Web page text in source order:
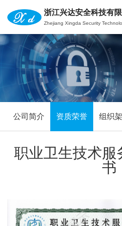
浙江兴达安全科技有限
Zhejiang Xingda Security
公司简介 资质荣誉 组织
职业卫生技术服
书